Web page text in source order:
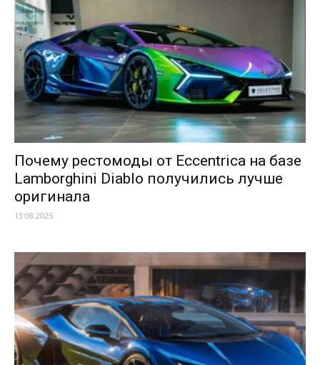
Почему рестомоды от Eccentrica на базе
Lamborghini Diablo получились лучше
оригинала
13.08.2025